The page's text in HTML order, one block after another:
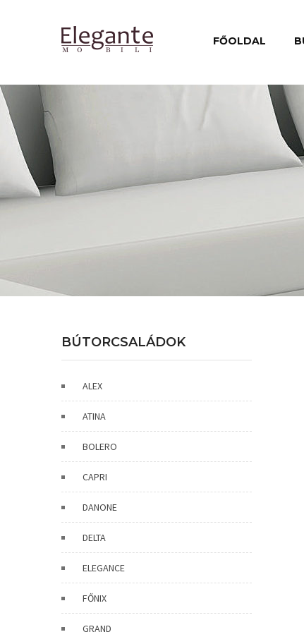
FŐOLDAL
BÚTORCSALÁDOK
ALEX
ATINA
BOLERO
CAPRI
DANONE
DELTA
ELEGANCE
FŐNIX
GRAND